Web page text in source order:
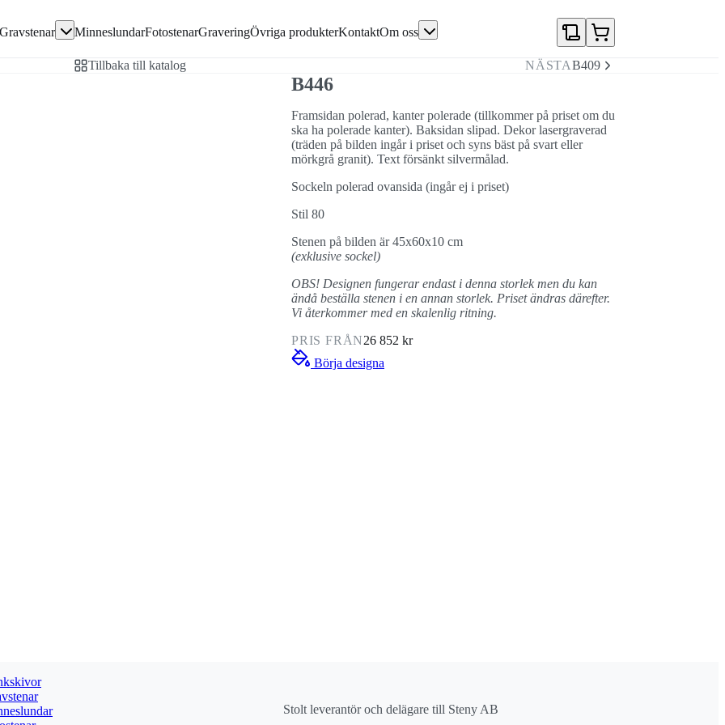
Gravstenar MinneslundarFotostenarGraveringÖvriga produkterKontaktOm oss
Tillbaka till katalog NÄSTAB409
B446
Framsidan polerad, kanter polerade (tillkommer på priset om du
ska ha polerade kanter). Baksidan slipad. Dekor lasergraverad
(träden på bilden ingår i priset och syns bäst på svart eller
mörkgrå granit). Text försänkt silvermålad.
Sockeln polerad ovansida (ingår ej i priset)
Stil 80
Stenen på bilden är 45x60x10 cm
(exklusive sockel)
OBS! Designen fungerar endast i denna storlek men du kan
ändå beställa stenen i en annan storlek. Priset ändras därefter.
Vi återkommer med en skalenlig ritning.
PRIS FRÅN26 852 kr
Börja designa
Stolt leverantör och delägare till Steny AB